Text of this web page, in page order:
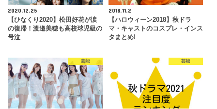
2020.12.25
【ひなくり2020】松田好花が涙
の復帰！渡邉美穂も高校球児級の
号泣
2018.11.2
【ハロウィーン2018】秋ドラ
マ・キャストのコスプレ・インス
タまとめ!
芸能 芸能